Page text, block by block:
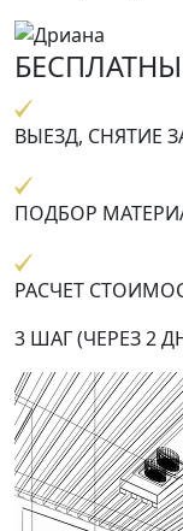
ВЫЕЗД, СНЯТИЕ
ПОДБОР
РАСЧЕТ
3 ШАГ (ЧЕРЕЗ 2